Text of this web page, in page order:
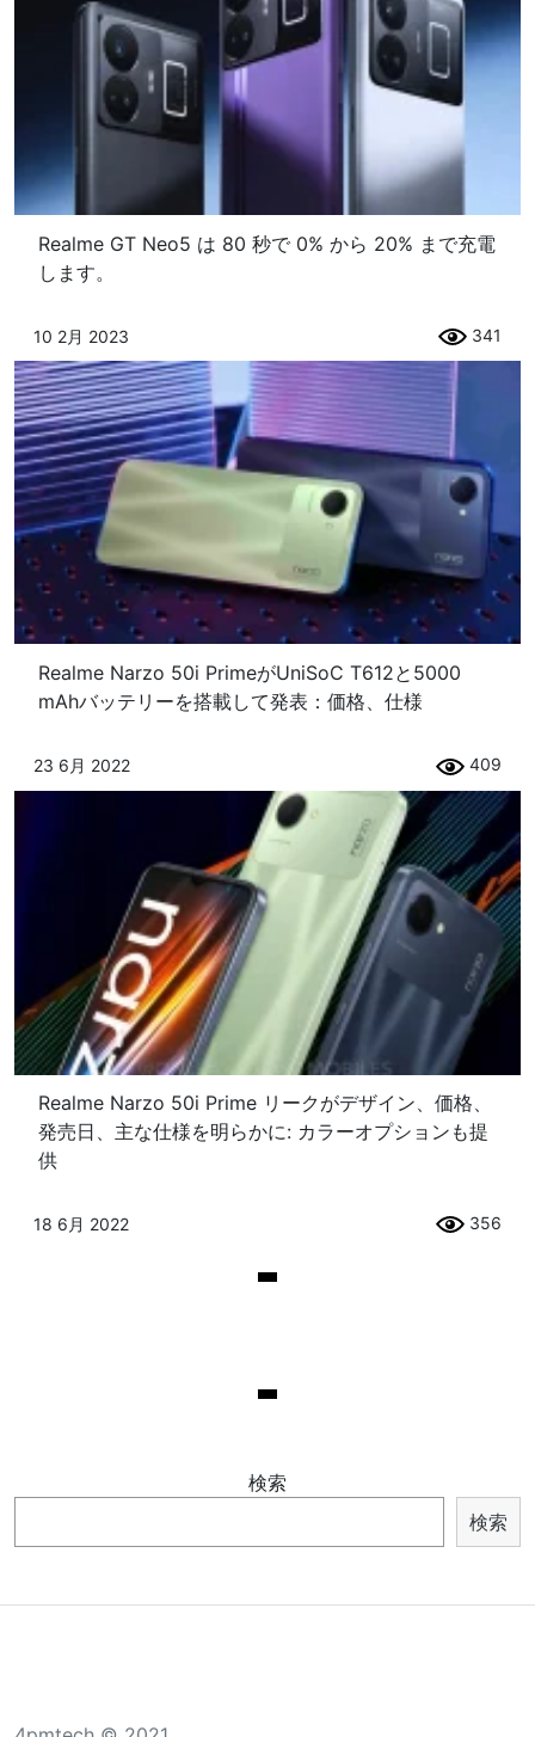
Realme GT Neo5 は 80 秒で 0% から 20% まで充電
します。
10 2月 2023 341
Realme Narzo 50i PrimeがUniSoC T612と5000
mAhバッテリーを搭載して発表：価格、仕様
23 6月 2022 409
Realme Narzo 50i Prime リークがデザイン、価格、
発売日、主な仕様を明らかに: カラーオプションも提
供
18 6月 2022 356
検索
検索